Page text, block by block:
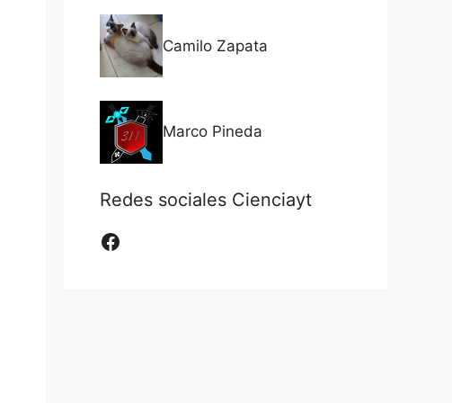
Camilo Zapata
Marco Pineda
Redes sociales Cienciayt
Facebook